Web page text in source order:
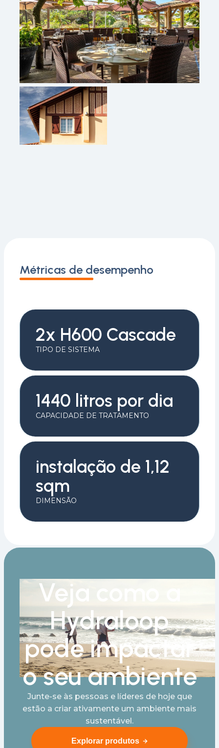
Métricas de desempenho
2x H600 Cascade
TIPO DE SISTEMA
1440 litros por dia
CAPACIDADE DE TRATAMENTO
instalação de 1,12
sqm
DIMENSÃO
Veja como a
Hydraloop
pode impactar
o seu ambiente
Junte-se às pessoas e líderes de hoje que
estão a criar ativamente um ambiente mais
sustentável.
Explorar produtos